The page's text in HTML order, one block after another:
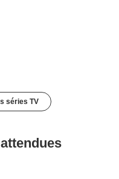
séries TV